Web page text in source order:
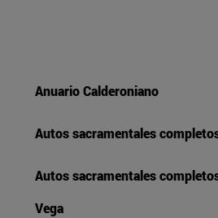
Anuario Calderoniano
Autos sacramentales
Autos sacramentales
Vega